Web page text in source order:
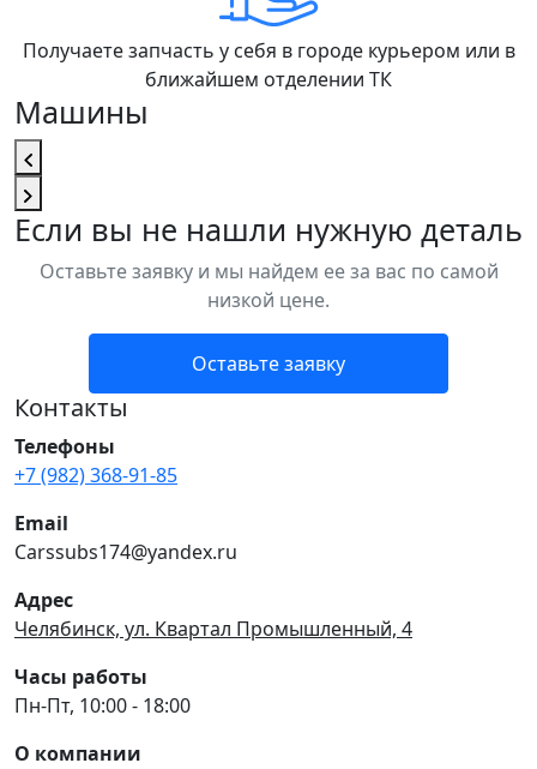
Получаете запчасть у себя в городе курьером или в
ближайшем отделении ТК
Машины
Если вы не нашли нужную деталь
Оставьте заявку и мы найдем ее за вас по самой
низкой цене.
Оставьте заявку
Контакты
Телефоны
+7 (982) 368-91-85
Email
Carssubs174@yandex.ru
Адрес
Челябинск, ул. Квартал Промышленный, 4
Часы работы
Пн-Пт, 10:00 - 18:00
О компании